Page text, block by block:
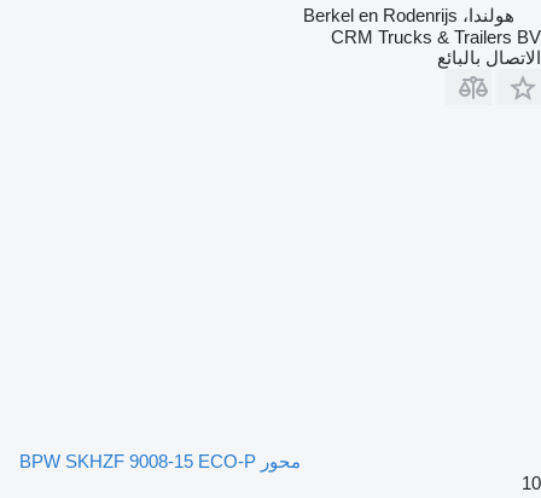
هولندا، Berkel en Rodenrijs
CRM Trucks & Trailers BV
الاتصال بالبائع
محور BPW SKHZF 9008-15 ECO-P
10